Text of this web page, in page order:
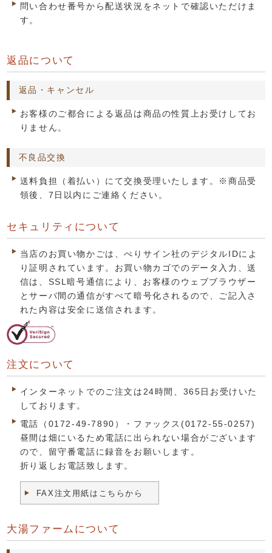
問い合わせ番号から配送状況をネットで確認いただけま
す。
返品について
返品・キャンセル
お客様のご都合による返品は商品の性質上お受けしてお
りません。
不良品交換
送料負担（着払い）にて交換受理いたします。※商品受
領後、7日以内にご連絡ください。
セキュリティについて
当店のお買い物かごは、べりサイン社のデジタルIDによ
り証明されています。お買い物カゴでのデータ入力、送
信は、SSL暗号通信により、お客様のウェブブラウザー
とサーバ間の通信がすべて暗号化されるので、ご記入さ
れた内容は安全に送信されます。
注文について
インターネットでのご注文は24時間、365日お受けいた
しております。
電話（0172-49-7890）・ファックス(0172-55-0257)
昼間は畑にいるため電話に出られない場合がございます
ので、留守番電話に録音をお願いします。
折り返しお電話致します。
FAX注文用紙はこちらから
大湯ファームについて